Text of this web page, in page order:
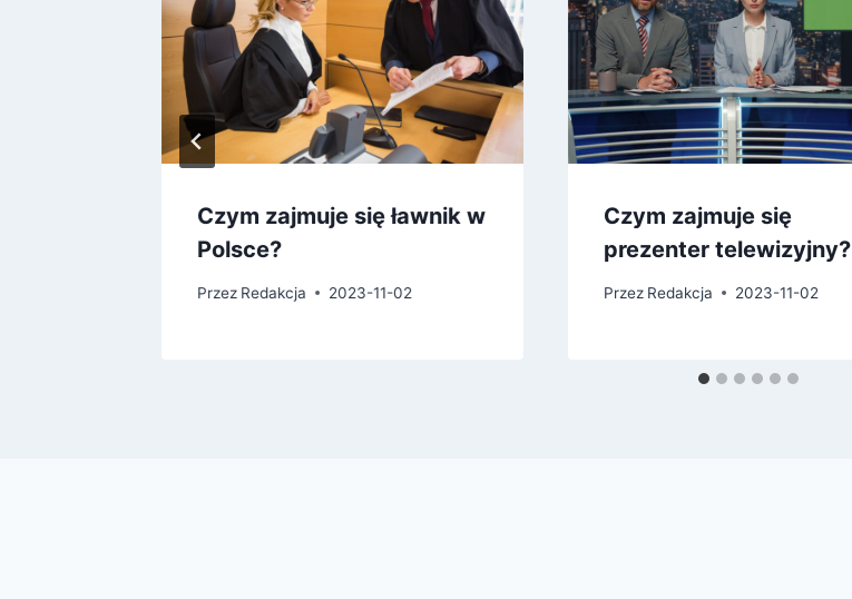
Czym zajmuje się ławnik w
Polsce?
Przez Redakcja 2023-11-02
Czym zajmuje się
prezenter telewizyjny?
Przez Redakcja 2023-11-02